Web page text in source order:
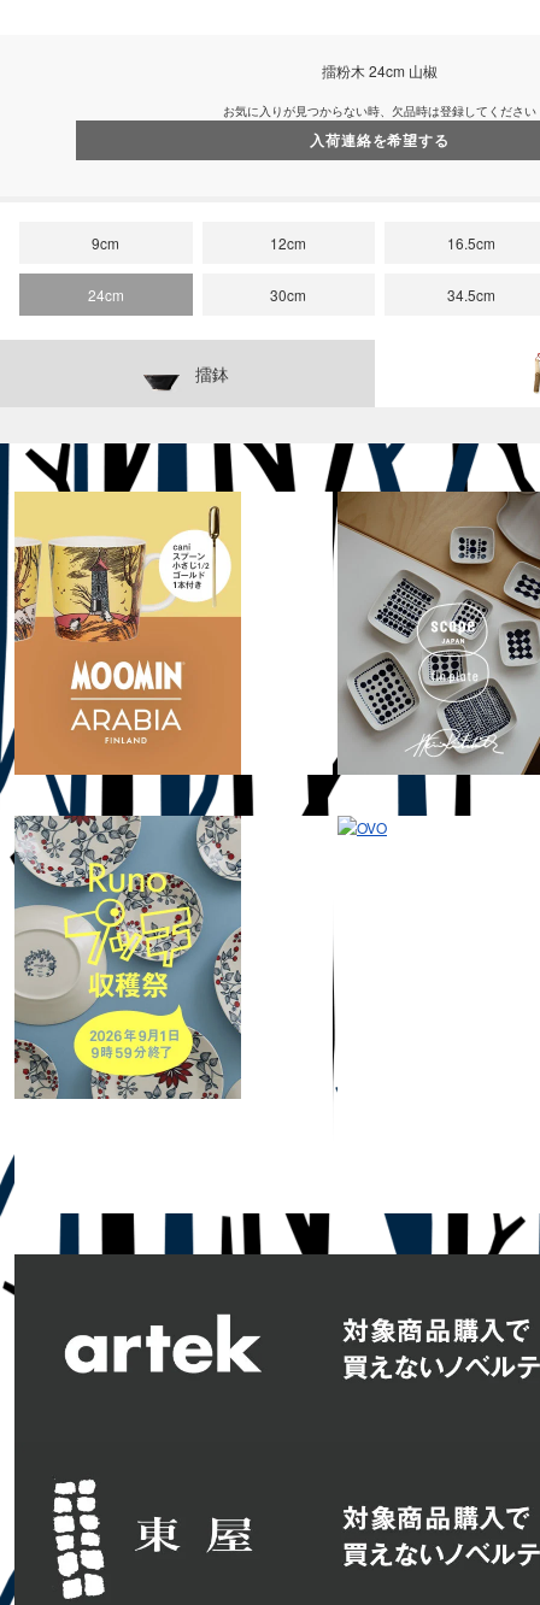
擂粉木 24cm 山椒
お気に入りが見つからない時、欠品時は登録してください
入荷連絡を希望する
9cm 12cm 16.5cm
24cm 30cm 34.5cm
擂鉢